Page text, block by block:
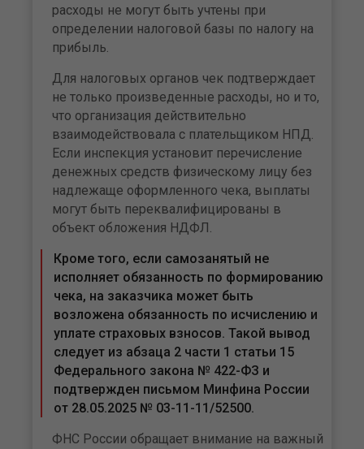
расходы не могут быть учтены при
определении налоговой базы по налогу на
прибыль.
Для налоговых органов чек подтверждает
не только произведенные расходы, но и то,
что организация действительно
взаимодействовала с плательщиком НПД.
Если инспекция установит перечисление
денежных средств физическому лицу без
надлежаще оформленного чека, выплаты
могут быть переквалифицированы в
объект обложения НДФЛ.
Кроме того, если самозанятый не
исполняет обязанность по формированию
чека, на заказчика может быть
возложена обязанность по исчислению и
уплате страховых взносов. Такой вывод
следует из абзаца 2 части 1 статьи 15
Федерального закона № 422-ФЗ и
подтвержден письмом Минфина России
от 28.05.2025 № 03-11-11/52500.
ФНС России обращает внимание на важный